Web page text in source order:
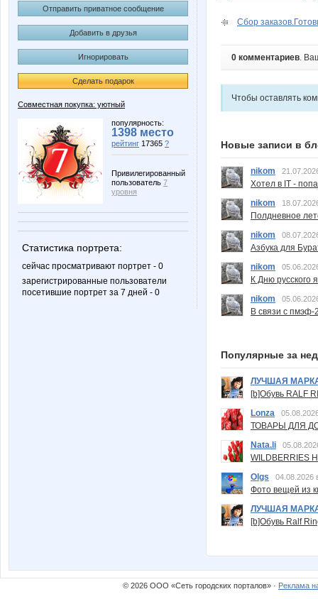
Отправить приватное сообщение
Добавить в друзья
Игнорировать
Сделать подарок
Совместная покупка: уютный
популярность:
1398 место
рейтинг 17365 ?
Привилегированный
пользователь 7
уровня
Статистика портрета:
сейчас просматривают портрет - 0
зарегистрированные пользователи
посетившие портрет за 7 дней - 0
Сбор
0 комментариев.
Чтобы оставлять
Новые записи в
nikom
Хотел в IT -
nikom
Полдневное
nikom
Азбука для
nikom
К Дню русского
nikom
В связи с пмэф-
Популярные за
ЛУЧШАЯ
[b]Обувь RALF
Lonza
ТОВАРЫ ДЛЯ
Nata.li
Olgs
04.08.2026
Фото вещей из
ЛУЧШАЯ
[b]Обувь Ralf
© 2026 ООО «Сеть городских порталов» · Реклама